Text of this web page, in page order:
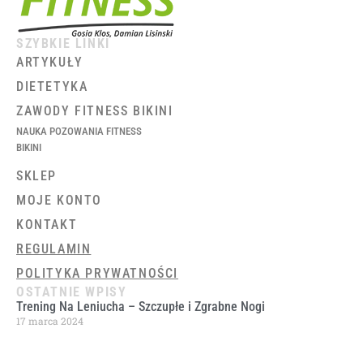
SZYBKIE LINKI
ARTYKUŁY
DIETETYKA
ZAWODY FITNESS BIKINI
NAUKA POZOWANIA FITNESS
BIKINI
SKLEP
MOJE KONTO
KONTAKT
REGULAMIN
POLITYKA PRYWATNOŚCI
OSTATNIE WPISY
Trening Na Leniucha – Szczupłe i Zgrabne Nogi
17 marca 2024